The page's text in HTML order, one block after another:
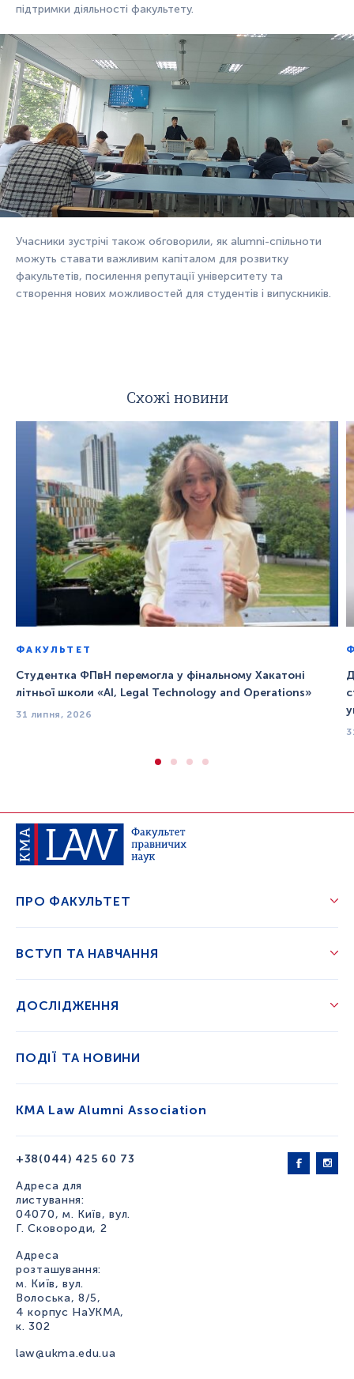
підтримки діяльності факультету.
Учасники зустрічі також обговорили, як alumni-спільноти
можуть ставати важливим капіталом для розвитку
факультетів, посилення репутації університету та
створення нових можливостей для студентів і випускників.
Схожі новини
ФАКУЛЬТЕТ
Студентка ФПвН перемогла у фінальному Хакатоні
літньої школи «AI, Legal Technology and Operations»
31 липня, 2026
+38(044) 425 60 73
Адреса для
листування:
04070, м. Київ, вул.
Г. Сковороди, 2
Адреса
розташування:
м. Київ, вул.
Волоська, 8/5,
4 корпус НаУКМА,
к. 302
law@ukma.edu.ua
ПРО ФАКУЛЬТЕТ
ВСТУП ТА НАВЧАННЯ
ДОСЛІДЖЕННЯ
ПОДІЇ ТА НОВИНИ
KMA Law Alumni Association